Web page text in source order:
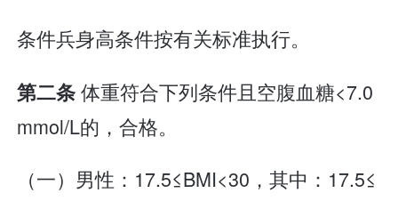
条件兵身高条件按有关标准执行。
第二条体重符合下列条件且空腹血糖<7.0
mmol/L的，合格。
（一）男性：17.5≤BMI<30，其中：17.5≤